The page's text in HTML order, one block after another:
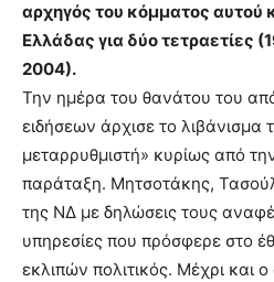
αρχηγός του κόμματος αυτού
Ελλάδας για δύο τετραετίες
2004).
Την ημέρα του θανάτου του
ειδήσεων άρχισε το λιβάνισμα
μεταρρυθμιστή» κυρίως από
παράταξη. Μητσοτάκης,
της ΝΔ με δηλώσεις τους
υπηρεσίες που πρόσφερε στο
εκλιπών πολιτικός. Μέχρι και